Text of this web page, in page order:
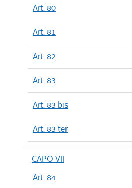
Art. 80
Art. 81
Art. 82
Art. 83
Art. 83 bis
Art. 83 ter
CAPO VII
Art. 84